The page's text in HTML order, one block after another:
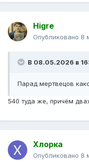
Higre
Опубликовано 8
В 08.05.2026 в
Парад мертвецов
540 туда же, причём
Хлорка
Опубликовано 8